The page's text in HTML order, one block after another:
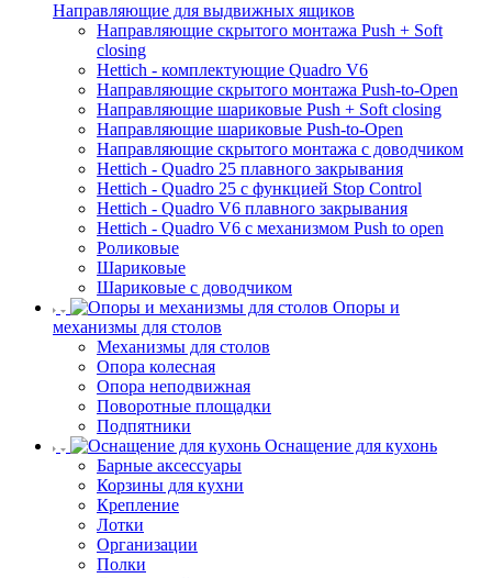
Направляющие для выдвижных ящиков
Направляющие скрытого монтажа Push + Soft
closing
Hettich - комплектующие Quadro V6
Направляющие скрытого монтажа Push-to-Open
Направляющие шариковые Push + Soft closing
Направляющие шариковые Push-to-Open
Направляющие скрытого монтажа с доводчиком
Hettich - Quadro 25 плавного закрывания
Hettich - Quadro 25 с функцией Stop Control
Hettich - Quadro V6 плавного закрывания
Hettich - Quadro V6 с механизмом Push to open
Роликовые
Шариковые
Шариковые с доводчиком
Опоры и
механизмы для столов
Механизмы для столов
Опора колесная
Опора неподвижная
Поворотные площадки
Подпятники
Оснащение для кухонь
Барные аксессуары
Корзины для кухни
Крепление
Лотки
Организации
Полки